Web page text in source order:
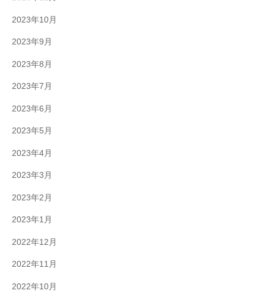
2023年10月
2023年9月
2023年8月
2023年7月
2023年6月
2023年5月
2023年4月
2023年3月
2023年2月
2023年1月
2022年12月
2022年11月
2022年10月